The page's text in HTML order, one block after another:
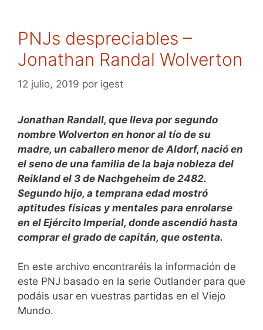
PNJs despreciables –
Jonathan Randal Wolverton
12 julio, 2019 por igest
Jonathan Randall, que lleva por segundo
nombre Wolverton en honor al tío de su
madre, un caballero menor de Aldorf, nació en
el seno de una familia de la baja nobleza del
Reikland el 3 de Nachgeheim de 2482.
Segundo hijo, a temprana edad mostró
aptitudes físicas y mentales para enrolarse
en el Ejército Imperial, donde ascendió hasta
comprar el grado de capitán, que ostenta.
En este archivo encontraréis la información de
este PNJ basado en la serie Outlander para que
podáis usar en vuestras partidas en el Viejo
Mundo.